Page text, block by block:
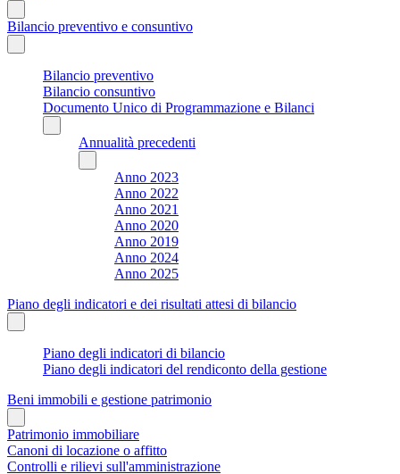
Bilancio preventivo e consuntivo
Bilancio preventivo
Bilancio consuntivo
Documento Unico di Programmazione e Bilanci
Annualità precedenti
Anno 2023
Anno 2022
Anno 2021
Anno 2020
Anno 2019
Anno 2024
Anno 2025
Piano degli indicatori e dei risultati attesi di bilancio
Piano degli indicatori di bilancio
Piano degli indicatori del rendiconto della gestione
Beni immobili e gestione patrimonio
Patrimonio immobiliare
Canoni di locazione o affitto
Controlli e rilievi sull'amministrazione